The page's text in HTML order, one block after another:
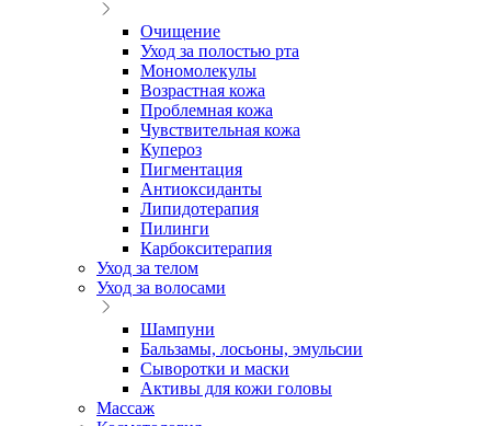
Очищение
Уход за полостью рта
Мономолекулы
Возрастная кожа
Проблемная кожа
Чувствительная кожа
Купероз
Пигментация
Антиоксиданты
Липидотерапия
Пилинги
Карбокситерапия
Уход за телом
Уход за волосами
Шампуни
Бальзамы, лосьоны, эмульсии
Сыворотки и маски
Активы для кожи головы
Массаж